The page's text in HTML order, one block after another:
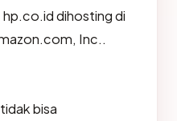
dihosting di
Inc..
bisa